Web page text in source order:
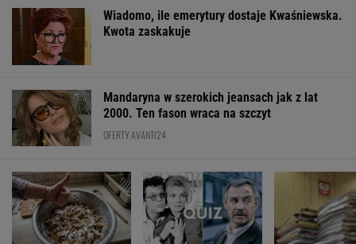
Wiadomo, ile emerytury dostaje Kwaśniewska.
Kwota zaskakuje
Mandaryna w szerokich jeansach jak z lat
2000. Ten fason wraca na szczyt
OFERTY AVANTI24